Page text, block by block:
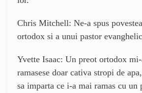
Chris Mitchell: Ne-a spus
ortodox si a unui pastor
Yvette Isaac: Un preot ortodox
ramasese doar cativa stropi de
sa imparta ce i-a mai ramas cu un